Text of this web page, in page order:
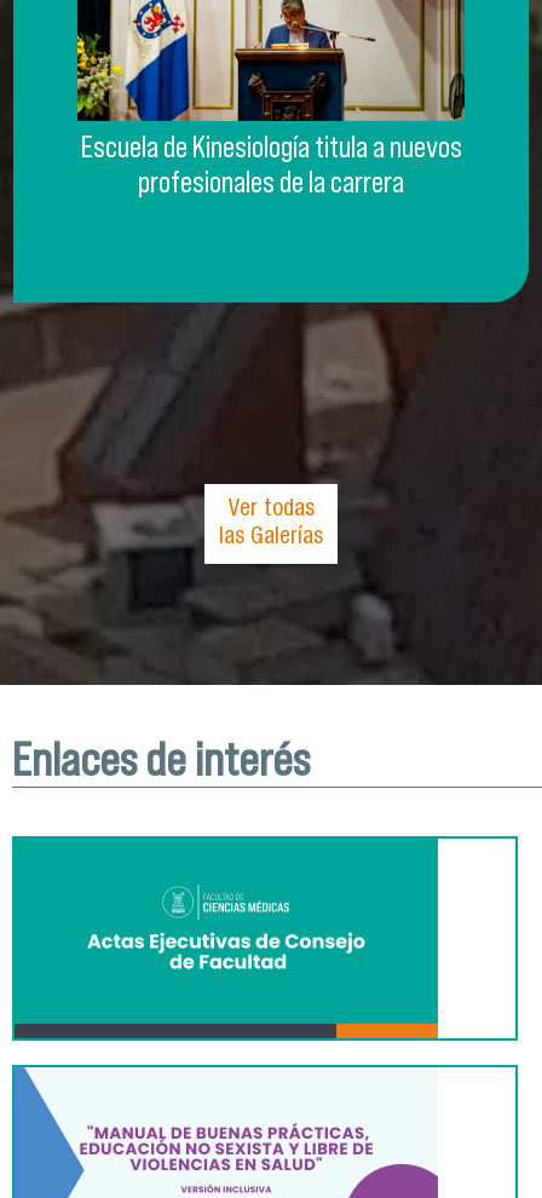
Escuela de Kinesiología titula a nuevos
profesionales de la carrera
Ver todas
las Galerías
Enlaces de interés